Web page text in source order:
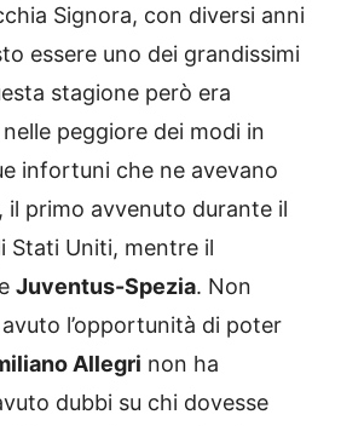
Signora, con diversi anni
essere uno dei grandissimi
stagione però era
peggiore dei modi in
infortuni che ne avevano
il primo avvenuto durante il
Stati Uniti, mentre il
Juventus-Spezia. Non
l’opportunità di poter
Allegri non ha
dubbi su chi dovesse